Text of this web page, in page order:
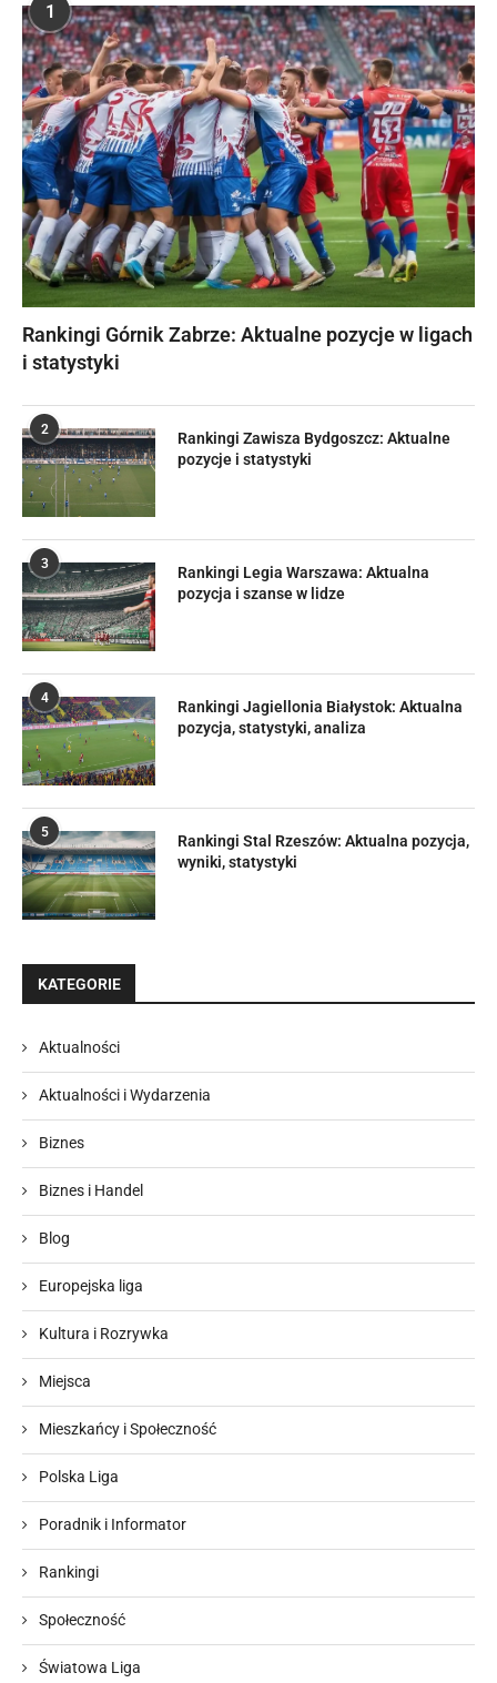
1
Rankingi Górnik Zabrze: Aktualne pozycje w ligach
i statystyki
2
Rankingi Zawisza Bydgoszcz: Aktualne
pozycje i statystyki
3
Rankingi Legia Warszawa: Aktualna
pozycja i szanse w lidze
4
Rankingi Jagiellonia Białystok: Aktualna
pozycja, statystyki, analiza
5
Rankingi Stal Rzeszów: Aktualna pozycja,
wyniki, statystyki
KATEGORIE
Aktualności
Aktualności i Wydarzenia
Biznes
Biznes i Handel
Blog
Europejska liga
Kultura i Rozrywka
Miejsca
Mieszkańcy i Społeczność
Polska Liga
Poradnik i Informator
Rankingi
Społeczność
Światowa Liga